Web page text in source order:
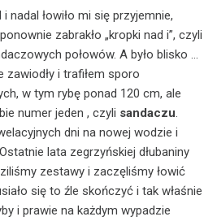
nadal łowiło mi się przyjemnie,
zabrakło „kropki nad i”, czyli
połowów. A było blisko …
zawiodły i trafiłem sporo
w tym rybę ponad 120 cm, ale
numer jeden , czyli sandaczu.
dni na nowej wodzie i
lata zegrzyńskiej dłubaniny
zestawy i zaczęliśmy łowić
się to źle skończyć i tak właśnie
i prawie na każdym wypadzie